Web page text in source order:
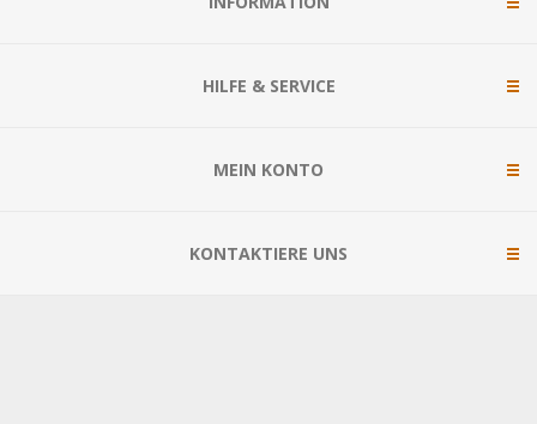
HILFE & SERVICE
MEIN KONTO
KONTAKTIERE UNS